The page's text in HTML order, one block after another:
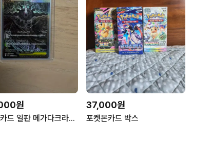
원
포켓몬카드 일판 메가다크라이 ex sar
37,000원
포켓몬카드 박스